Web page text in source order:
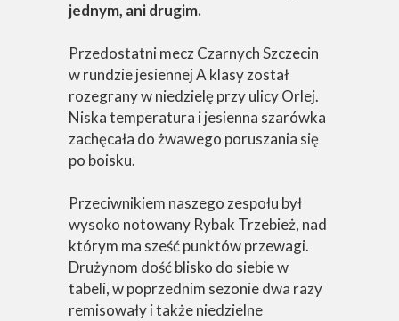
jednym, ani drugim.
Przedostatni mecz Czarnych Szczecin
w rundzie jesiennej A klasy został
rozegrany w niedzielę przy ulicy Orlej.
Niska temperatura i jesienna szarówka
zachęcała do żwawego poruszania się
po boisku.
Przeciwnikiem naszego zespołu był
wysoko notowany Rybak Trzebież, nad
którym ma sześć punktów przewagi.
Drużynom dość blisko do siebie w
tabeli, w poprzednim sezonie dwa razy
remisowały i także niedzielne